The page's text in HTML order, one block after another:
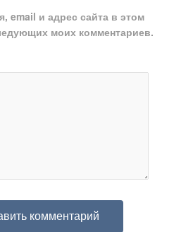
email и адрес сайта в этом
моих комментариев.